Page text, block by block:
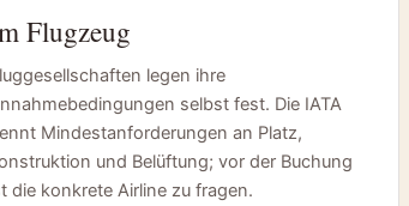
Flugzeug
legen ihre
selbst fest. Die IATA
Mindestanforderungen an Platz,
und Belüftung; vor der Buchung
die konkrete Airline zu fragen.